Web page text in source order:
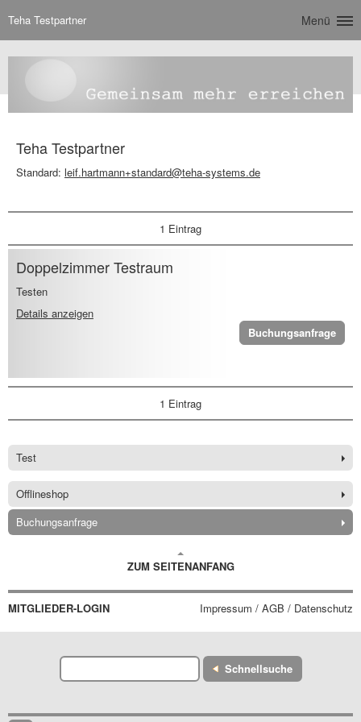
Teha Testpartner Menü
Teha Testpartner
Standard: leif.hartmann+standard@teha-systems.de
1 Eintrag
Doppelzimmer Testraum
Testen
Details anzeigen
Buchungsanfrage
1 Eintrag
Test
Offlineshop
Buchungsanfrage
ZUM SEITENANFANG
MITGLIEDER-LOGIN Impressum / AGB / Datenschutz
Schnellsuche